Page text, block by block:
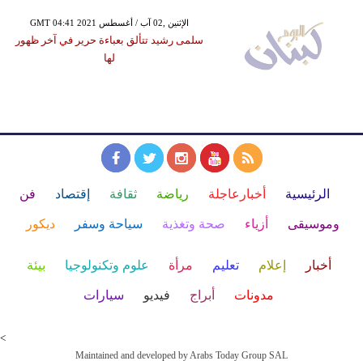
GMT 04:41 2021 الإثنين ,02 آب / أغسطس
سلمى رشيد تتألق بعباءة حرير في آخر ظهور
لها
الرئيسية أخبارعاجلة رياضة ثقافة إقتصاد فن
وموسيقى أزياء صحة وتغذية سياحة وسفر ديكور
أخبار إعلام تعليم مرأة علوم وتكنولوجيا بيئة
مدونات أبراج فيديو سيارات
<
Maintained and developed by Arabs Today Group SAL